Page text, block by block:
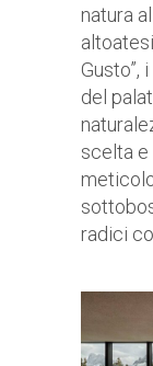
natura
Gusto”,
del
scelta e
radici